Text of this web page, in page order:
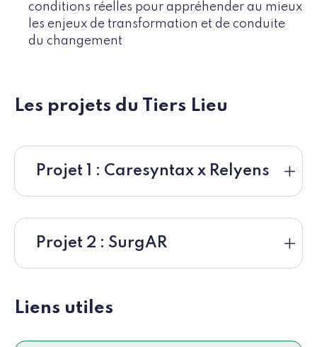
conditions réelles pour appréhender au mieux
les enjeux de transformation et de conduite
du changement
Les projets du Tiers Lieu
Projet 1 : Caresyntax x Relyens
Projet 2 : SurgAR
Liens utiles